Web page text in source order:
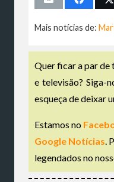
Mais notícias de:
Quer ficar a par de
e televisão? Siga-
esqueça de deixar
Estamos no
Google Notícias .
legendados no